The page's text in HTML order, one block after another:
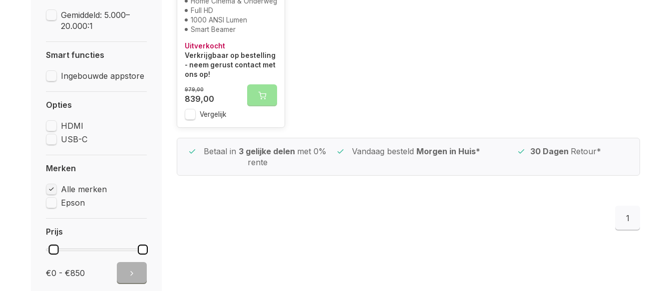
Gemiddeld: 5.000–
20.000:1
Smart functies
Ingebouwde appstore
Opties
HDMI
USB-C
Merken
Alle merken
Epson
Prijs
€0 - €850
Full HD
1000 ANSI Lumen
Smart Beamer
Uitverkocht
Verkrijgbaar op bestelling
- neem gerust contact met
ons op!
979,00
839,00
Vergelijk
Betaal in 3 gelijke delen met 0%
rente
Vandaag besteld Morgen in Huis* 30 Dagen Retour*
1